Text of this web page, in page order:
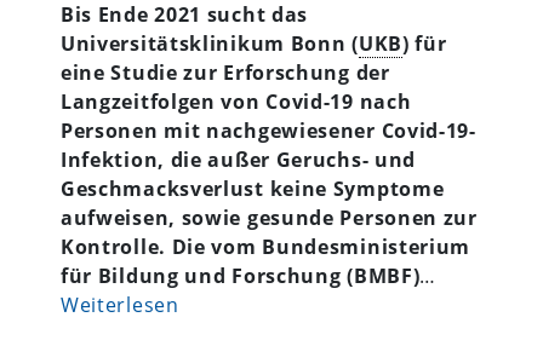
Bis Ende 2021 sucht das
Universitätsklinikum Bonn (UKB) für
eine Studie zur Erforschung der
Langzeitfolgen von Covid-19 nach
Personen mit nachgewiesener Covid-19-
Infektion, die außer Geruchs- und
Geschmacksverlust keine Symptome
aufweisen, sowie gesunde Personen zur
Kontrolle. Die vom Bundesministerium
für Bildung und Forschung (BMBF)…
Weiterlesen